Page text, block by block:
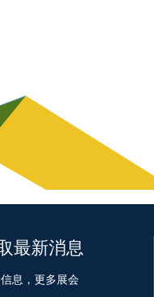
最新消息
息，更多展会